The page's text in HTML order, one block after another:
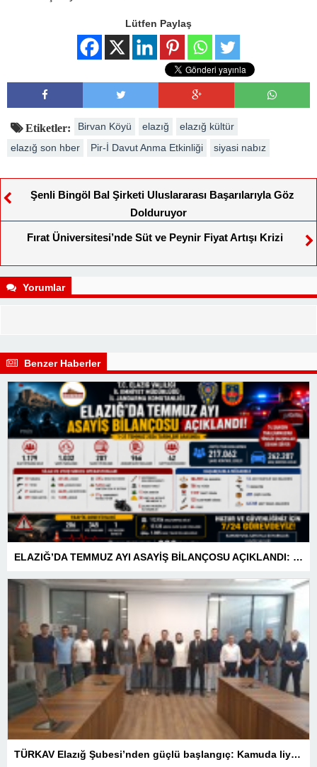
Lütfen Paylaş
Etiketler: Birvan Köyü elazığ
elazığ kültür
elazığ son hber
Pir-İ Davut Anma Etkinliği siyasi nabız
Şenli Bingöl Bal Şirketi Uluslararası Başarılarıyla Göz
Dolduruyor
Fırat Üniversitesi’nde Süt ve Peynir Fiyat Artışı Krizi
Yorumlar
Benzer Haberler
ELAZIĞ’DA TEMMUZ AYI ASAYİŞ BİLANÇOSU AÇIKLANDI: 1 AYDA 1.032 ŞAHIS YAKALANDI, 207 TUTUKLAMA
TÜRKAV Elazığ Şubesi’nden güçlü başlangıç: Kamuda liyakatin en gür sesi olacağız